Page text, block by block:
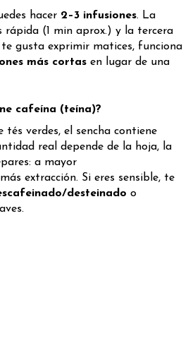
hacer 2–3 infusiones. La
rápida (1 min aprox.) y la tercera
gusta exprimir matices, funciona
más cortas en lugar de una
cafeína (teína)?
tés verdes, el sencha contiene
real depende de la hoja, la
a mayor
extracción. Si eres sensible, te
desteinado o